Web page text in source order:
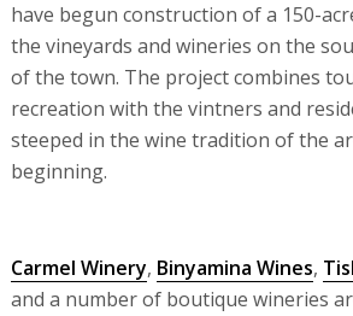
have begun construction of a 150-
the vineyards and wineries on the
of the town. The project combines
recreation with the vintners and
steeped in the wine tradition of the
beginning.
Carmel Winery, Binyamina Wines,
and a number of boutique wineries